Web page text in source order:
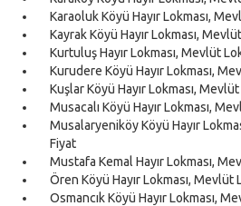
Karaoluk Köyü Hayır Lokması,
Kayrak Köyü Hayır Lokması,
Kurtuluş Hayır Lokması, Mevlüt
Kurudere Köyü Hayır Lokması,
Kuşlar Köyü Hayır Lokması,
Musacalı Köyü Hayır Lokması,
Musalaryeniköy Köyü Hayır
Fiyat
Mustafa Kemal Hayır Lokması,
Ören Köyü Hayır Lokması, Mevlüt
Osmancık Köyü Hayır Lokması,